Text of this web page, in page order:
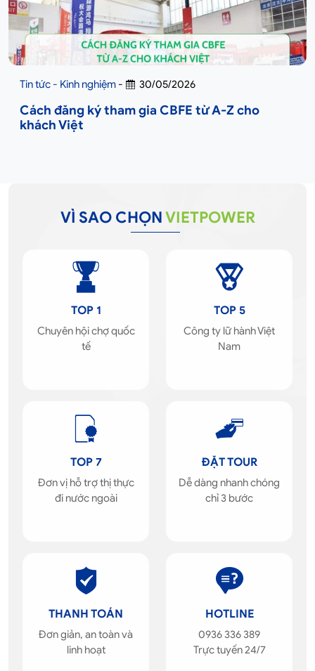
Tin tức - Kinh nghiệm - 30/05/2026
Cách đăng ký tham gia CBFE từ A-Z cho
khách Việt
VÌ SAO CHỌNVIETPOWER
TOP 1
Chuyên hội chợ quốc
tế
TOP 5
Công ty lữ hành Việt
Nam
TOP 7
Đơn vị hỗ trợ thị thực
đi nước ngoài
ĐẶT TOUR
Dễ dàng nhanh chóng
chỉ 3 bước
THANH TOÁN
Đơn giản, an toàn và
linh hoạt
HOTLINE
0936 336 389
Trực tuyến 24/7